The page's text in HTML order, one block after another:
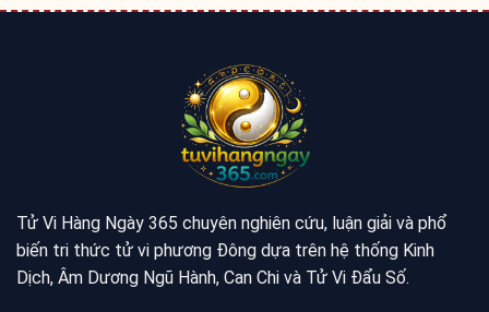
Tử Vi Hàng Ngày 365 chuyên nghiên cứu, luận giải và phổ
biến tri thức tử vi phương Đông dựa trên hệ thống Kinh
Dịch, Âm Dương Ngũ Hành, Can Chi và Tử Vi Đẩu Số.